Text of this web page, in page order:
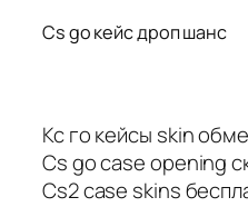
Cs go кейс дроп шанс
Кс го кейсы skin
Cs go case opening
Cs2 case skins